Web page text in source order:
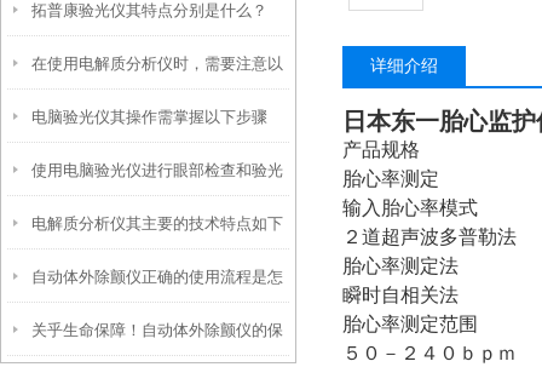
意事项
拓普康验光仪其特点分别是什么？
在使用电解质分析仪时，需要注意以
下几个重要的事项
电脑验光仪其操作需掌握以下步骤
使用电脑验光仪进行眼部检查和验光
时，需要注意以下事项
电解质分析仪其主要的技术特点如下
自动体外除颤仪正确的使用流程是怎
样的
关乎生命保障！自动体外除颤仪的保
详细介绍
日本东一胎心监护
产品规格
胎心率测定
输入胎心率模式
２道超声波多普勒法
胎心率测定法
瞬时自相关法
胎心率测定范围
５０－２４０ｂｐｍ